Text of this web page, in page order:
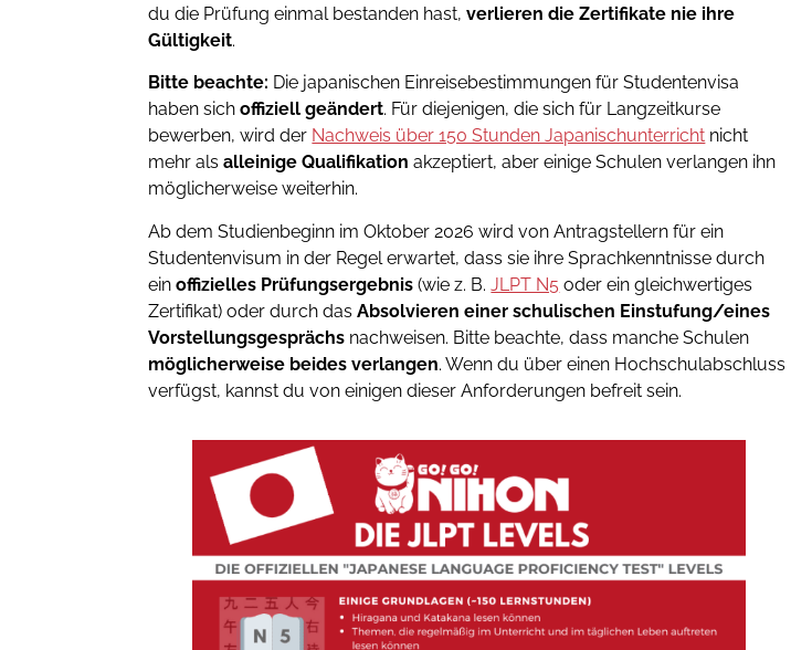
du die Prüfung einmal bestanden hast,verlieren die Zertifikate nie ihre
Gültigkeit.
Bitte beachte: Die japanischen Einreisebestimmungen für Studentenvisa
haben sichoffiziell geändert. Für diejenigen, die sich für Langzeitkurse
bewerben, wird der Nachweis über 150 Stunden Japanischunterricht nicht
mehr alsalleinige Qualifikation akzeptiert, aber einige Schulen verlangen ihn
möglicherweise weiterhin.
Ab dem Studienbeginn im Oktober 2026 wird von Antragstellern für ein
Studentenvisum in der Regel erwartet, dass sie ihre Sprachkenntnisse durch
einoffizielles Prüfungsergebnis (wie z. B.JLPT N5 oder ein gleichwertiges
Zertifikat) oder durch dasAbsolvieren einer schulischen Einstufung/eines
Vorstellungsgesprächs nachweisen. Bitte beachte, dass manche Schulen
möglicherweise beides verlangen. Wenn du über einen Hochschulabschluss
verfügst, kannst du von einigen dieser Anforderungen befreit sein.